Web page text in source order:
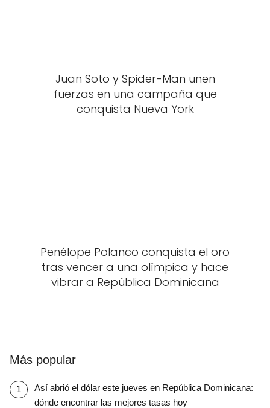
Juan Soto y Spider-Man unen
fuerzas en una campaña que
conquista Nueva York
Penélope Polanco conquista el oro
tras vencer a una olímpica y hace
vibrar a República Dominicana
Más popular
Así abrió el dólar este jueves en República Dominicana:
dónde encontrar las mejores tasas hoy